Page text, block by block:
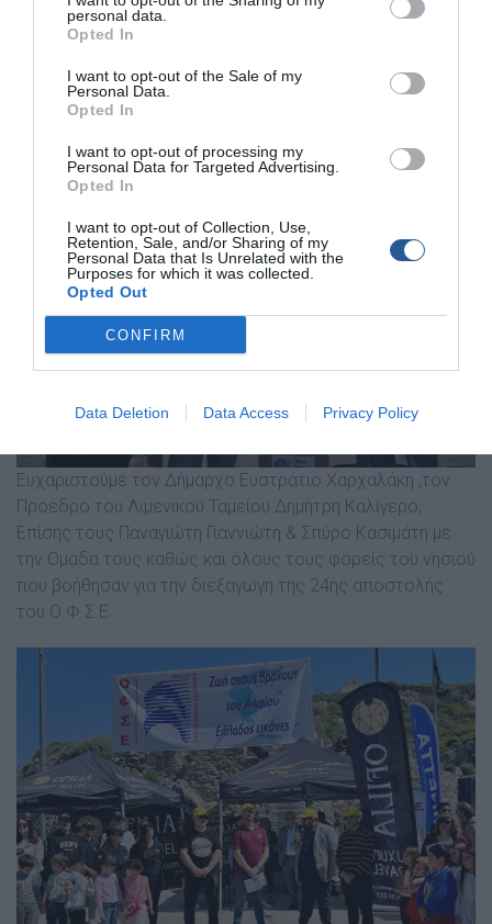
personal data.
Opted In
I want to opt-out of the Sale of my
Personal Data.
Opted In
I want to opt-out of processing my
Personal Data for Targeted Advertising.
Opted In
I want to opt-out of Collection, Use,
Retention, Sale, and/or Sharing of my
Personal Data that Is Unrelated with the
Purposes for which it was collected.
Opted Out
CONFIRM
Data Deletion Data Access Privacy Policy
Ιατροφαρμακευτικού Υλικού & Τεχνική Γραφική ύλη
Εταιρεία ψηφιακών Εκτυπώσεων KARTA NET, Έντυπο
Υλικό του Ο.Φ.Σ.Ε.
Ευχαριστούμε τον Δήμαρχο Ευστράτιο Χαρχαλάκη ,τον
Προέδρο του Λιμενικού Ταμείου Δημήτρη Καλίγερο,
Επίσης τους Παναγιώτη Γιαννιώτη & Σπύρο Κασιμάτη με
την Ομάδα τους καθώς και όλους τους φορείς του νησιού
που βοήθησαν για την διεξαγωγή της 24ης αποστολής
του Ο.Φ.Σ.Ε.